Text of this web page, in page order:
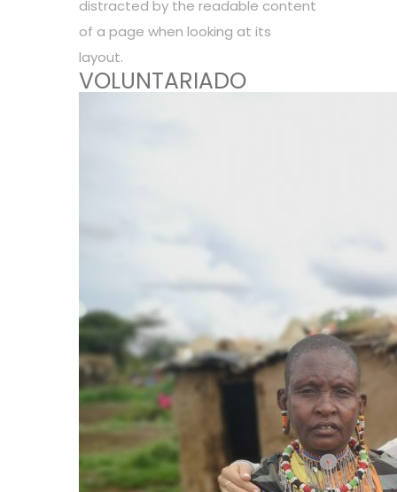
distracted by the readable content
of a page when looking at its
layout.
VOLUNTARIADO